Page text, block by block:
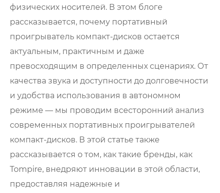
физических носителей. В этом блоге
рассказывается, почему портативный
проигрыватель компакт-дисков остается
актуальным, практичным и даже
превосходящим в определенных сценариях. От
качества звука и доступности до долговечности
и удобства использования в автономном
режиме — мы проводим всесторонний анализ
современных портативных проигрывателей
компакт-дисков. В этой статье также
рассказывается о том, как такие бренды, как
Tompire, внедряют инновации в этой области,
предоставляя надежные и